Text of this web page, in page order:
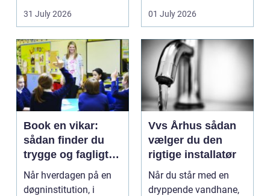
31 July 2026
badeværelser,
køkkener og andr...
01 July 2026
Book en vikar:
sådan finder du
trygge og fagligt
stærke løsninger
Når hverdagen på en
døgninstitution, i
Vvs Århus sådan
vælger du den
rigtige installatør
Når du står med en
dryppende vandhane,